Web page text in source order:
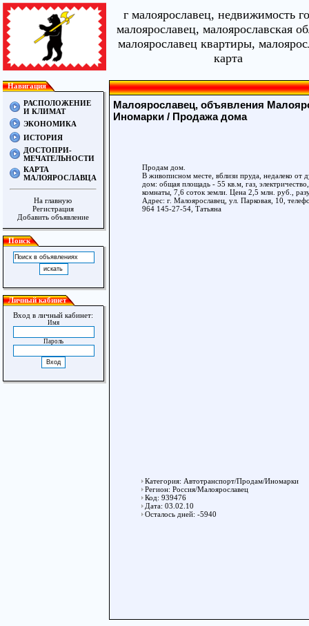
г малоярославец, недвижимость
малоярославец, малоярославская
малоярославец квартиры,
карта
Навигация
РАСПОЛОЖЕНИЕ
И КЛИМАТ
ЭКОНОМИКА
ИСТОРИЯ
ДОСТОПРИ-
МЕЧАТЕЛЬНОСТИ
КАРТА
МАЛОЯРОСЛАВЦА
На главную
Регистрация
Добавить объявление
Поиск
Личный кабинет
Вход в личный кабинет:
Имя
Пароль
Малоярославец, объявления
Иномарки / Продажа дома
Продам дом.
В живописном месте, вблизи пруда, недалеко от
дом: общая площадь - 55 кв.м, газ,
комнаты, 7,6 соток земли. Цена 2,5 млн. руб.,
Адрес: г. Малоярославец, ул. Парковая, 10,
964 145-27-54, Татьяна
Категория: Автотранспорт/Продам/Иномарки
Регион: Россия/Малоярославец
Код: 939476
Дата: 03.02.10
Осталось дней: -5940